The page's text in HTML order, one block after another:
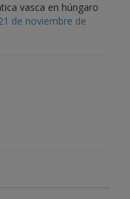
vasca en húngaro
de noviembre de